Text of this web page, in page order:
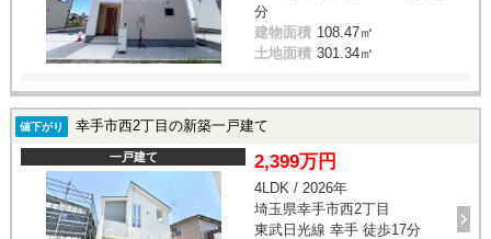
分
建物面積 108.47㎡
土地面積 301.34㎡
値下がり 幸手市西2丁目の新築一戸建て
一戸建て 2,399万円
4LDK / 2026年
埼玉県幸手市西2丁目
東武日光線 幸手 徒歩17分